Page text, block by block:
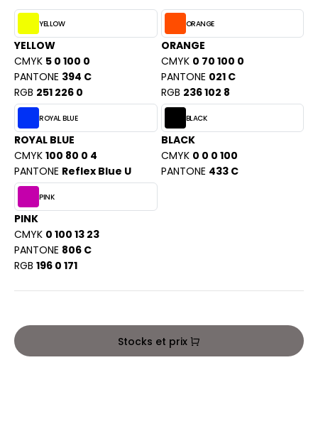
VETEMENTS
SHIRT
SHIRT
PROFESSIONNELLE
- BLOUSON
- BLANKS
COOL
HOODS
T'S
SERIE
YELLOW
YELLOW
CMYK 5 0 100 0
PANTONE 394 C
RGB 251 226 0
ORANGE
ORANGE
CMYK 0 70 100 0
PANTONE 021 C
RGB 236 102 8
ROYAL BLUE
ROYAL BLUE
CMYK 100 80 0 4
PANTONE Reflex Blue U
BLACK
BLACK
CMYK 0 0 0 100
PANTONE 433 C
PINK
PINK
CMYK 0 100 13 23
PANTONE 806 C
RGB 196 0 171
Stocks et prix